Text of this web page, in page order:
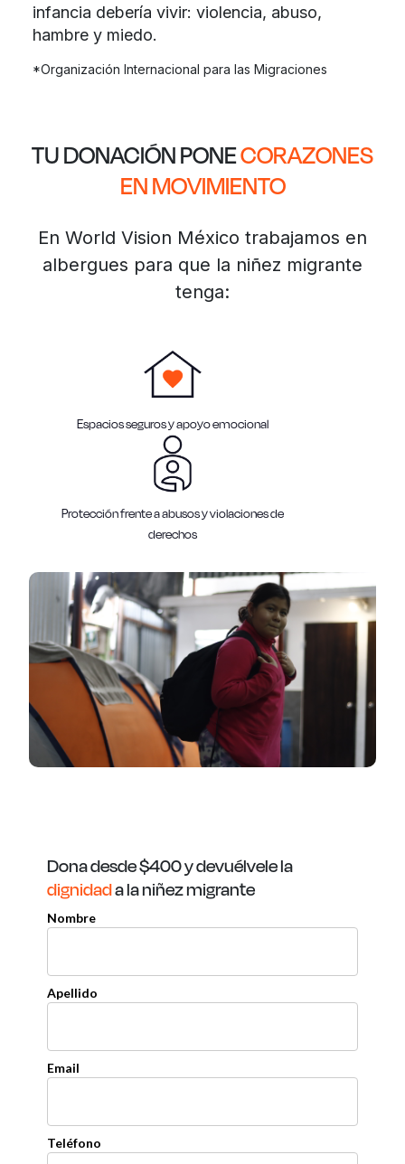
infancia debería vivir: violencia, abuso,
hambre y miedo.
*Organización Internacional para las Migraciones
TU DONACIÓN PONECORAZONES
EN MOVIMIENTO
En World Vision México trabajamos en
albergues para que la niñez migrante
tenga:
Espacios seguros y apoyo emocional
Protección frente a abusos y violaciones de
derechos
Dona desde $400 ydevuélvelela
dignidada la niñez migrante
Nombre
Apellido
Email
Teléfono